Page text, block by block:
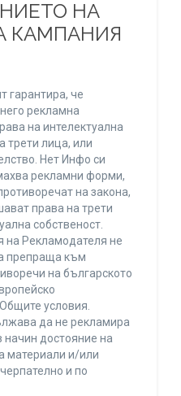
НА
КАМПАНИЯ
гарантира, че
рекламна
на интелектуална
трети лица, или
Нет Инфо си
рекламни форми,
на закона,
права на трети
собственост.
на Рекламодателя не
препраща към
на българското
условия.
да не рекламира
начин достояние на
материали и/или
и по